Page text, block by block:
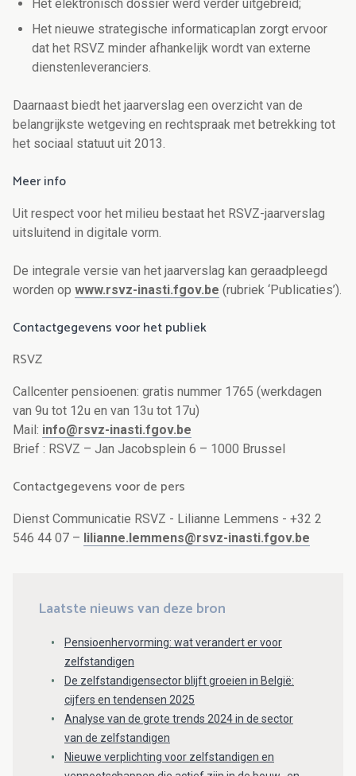
Het elektronisch dossier werd verder uitgebreid;
Het nieuwe strategische informaticaplan zorgt ervoor
dat het RSVZ minder afhankelijk wordt van externe
dienstenleveranciers.
Daarnaast biedt het jaarverslag een overzicht van de
belangrijkste wetgeving en rechtspraak met betrekking tot
het sociaal statuut uit 2013.
Meer info
Uit respect voor het milieu bestaat het RSVZ-jaarverslag
uitsluitend in digitale vorm.
De integrale versie van het jaarverslag kan geraadpleegd
worden op www.rsvz-inasti.fgov.be (rubriek ‘Publicaties’).
Contactgegevens voor het publiek
RSVZ
Callcenter pensioenen: gratis nummer 1765 (werkdagen
van 9u tot 12u en van 13u tot 17u)
Mail: info@rsvz-inasti.fgov.be
Brief : RSVZ – Jan Jacobsplein 6 – 1000 Brussel
Contactgegevens voor de pers
Dienst Communicatie RSVZ - Lilianne Lemmens - +32 2
546 44 07 – lilianne.lemmens@rsvz-inasti.fgov.be
Laatste nieuws van deze bron
Pensioenhervorming: wat verandert er voor
zelfstandigen
De zelfstandigensector blijft groeien in België:
cijfers en tendensen 2025
Analyse van de grote trends 2024 in de sector
van de zelfstandigen
Nieuwe verplichting voor zelfstandigen en